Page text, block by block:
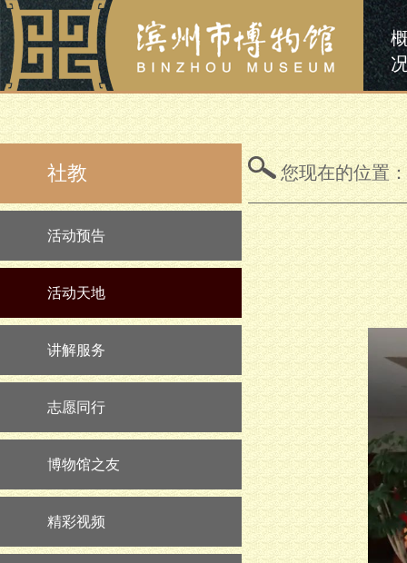
社教
活动预告
活动天地
讲解服务
志愿同行
博物馆之友
精彩视频
您现在的位置：